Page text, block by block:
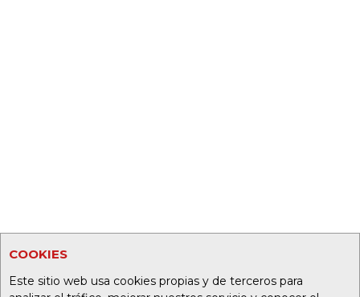
COOKIES
Este sitio web usa cookies propias y de terceros para